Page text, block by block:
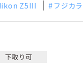
Z5III フジカ